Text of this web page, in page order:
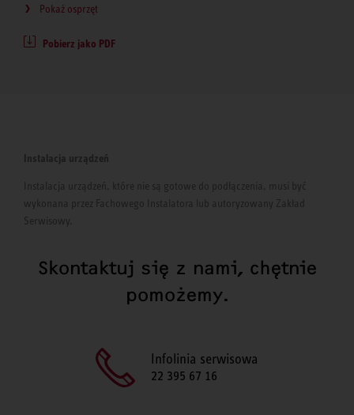
Pokaż osprzęt
Pobierz jako PDF
Instalacja urządzeń
Instalacja urządzeń, które nie są gotowe do podłączenia, musi być
wykonana przez Fachowego Instalatora lub autoryzowany Zakład
Serwisowy.
Skontaktuj się z nami, chętnie
pomożemy.
Infolinia serwisowa
22 395 67 16